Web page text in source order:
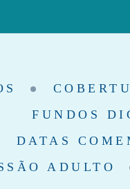
FUNDOS
DATAS
ADULTO